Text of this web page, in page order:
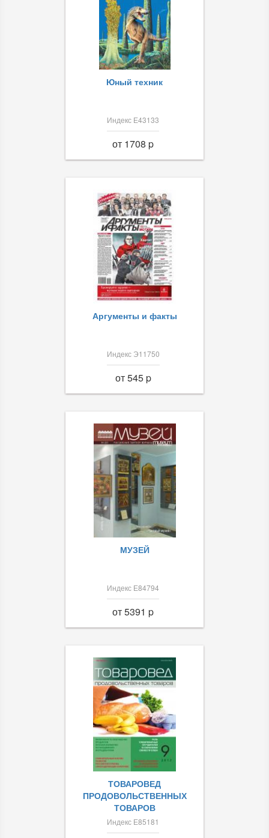
Юный техник
Индекс Е43133
от 1708 p
Аргументы и факты
Индекс Э11750
от 545 p
МУЗЕЙ
Индекс Е84794
от 5391 p
ТОВАРОВЕД
ПРОДОВОЛЬСТВЕННЫХ
ТОВАРОВ
Индекс Е85181